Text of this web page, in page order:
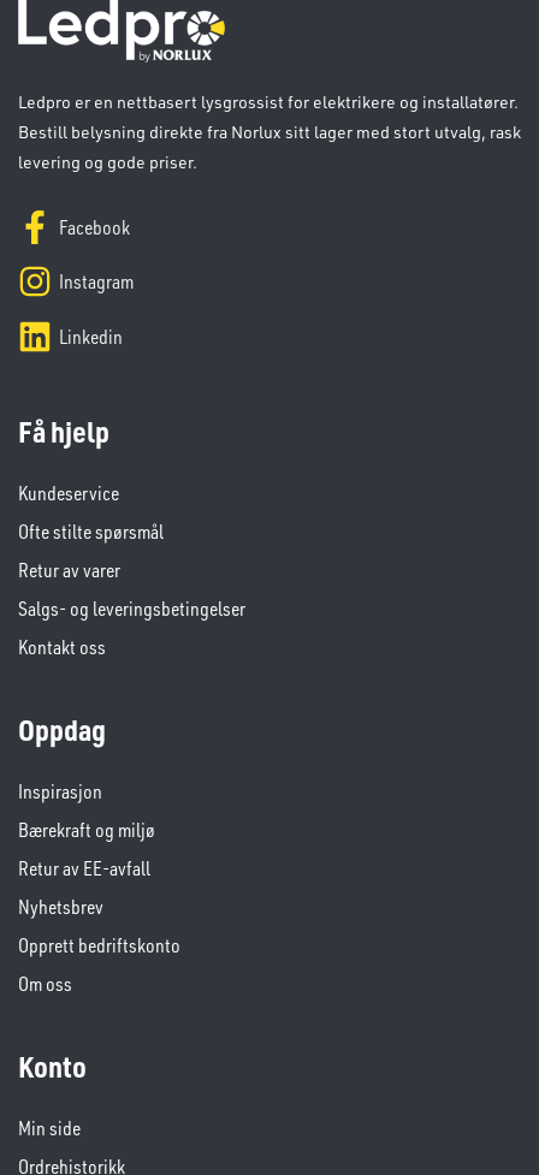
Ledpro er en nettbasert lysgrossist for elektrikere og installatører.
Bestill belysning direkte fra Norlux sitt lager med stort utvalg, rask
levering og gode priser.
Facebook
Instagram
Linkedin
Få hjelp
Kundeservice
Ofte stilte spørsmål
Retur av varer
Salgs- og leveringsbetingelser
Kontakt oss
Oppdag
Inspirasjon
Bærekraft og miljø
Retur av EE-avfall
Nyhetsbrev
Opprett bedriftskonto
Om oss
Konto
Min side
Ordrehistorikk